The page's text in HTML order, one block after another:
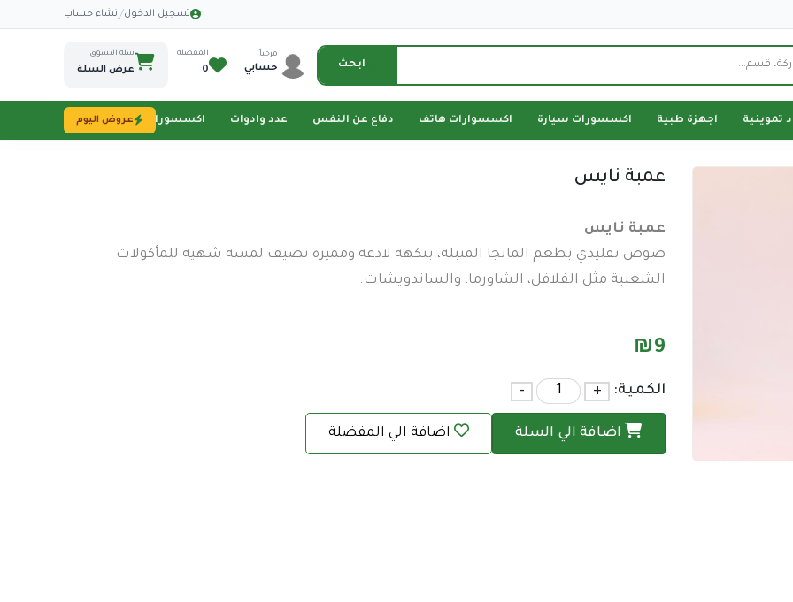
· تسجيل الدخول/إنشاء حساب
ابحث
مرحباً
حسابي
المفضلة
0
سلة التسوق
عرض السلة
تموينية اجهزة طبية اكسسورات سيارة اكسسوارات هاتف دفاع عن النفس عدد وادوات اكسسورات تصوير طاقة شمسيةعروض اليوم
عمبة نايس
عمبة نايس
صوص تقليدي بطعم المانجا المتبلة، بنكهة لاذعة ومميزة تضيف لمسة شهية للمأكولات
الشعبية مثل الفلافل، الشاورما، والساندويشات.
₪9
الكمية: +
-
اضافة الي السلة اضافة الي المفضلة